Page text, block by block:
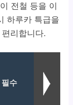
전철 등을 이
하루카 특급을
리합니다.
수